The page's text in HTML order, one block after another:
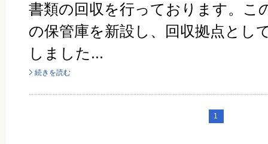
書類の回収を行っております。こ
の保管庫を新設し、回収拠点とし
しました...
続きを読む
1